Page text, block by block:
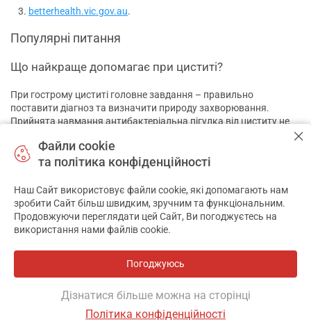
Фільтр
betterhealth.vic.gov.au.
Популярні питання
Що найкраще допомагає при циститі?
При гострому циститі головне завдання – правильно
поставити діагноз та визначити природу захворювання.
Прийнята навмання антибактеріальна пігулка від циститу не
визнати, що в переважній більшості випадків запалення
провокують саме бактерії, і усунути його вдається за
іншої препарату у разі визначає лікар. На додаток до
антибіотикотерапії рекомендується багато пити та
дотримуватися дієти.
Зазвичай біль та печіння при неускладненому циститі суттєво
антибіотика. У період лікування можна приймати парацетамол
або ібупрофен, щоб зменшити болючість при сечовипусканні.
Файли cookie
та політика конфіденційності
Наш Сайт використовує файли cookie, які допомагають нам
зробити Сайт більш швидким, зручним та функціональним.
Продовжуючи переглядати цей Сайт, Ви погоджуєтесь на
використання нами файлів cookie.
Погоджуюсь
Дізнатися більше можна на сторінці
Політика конфіденційності
✕